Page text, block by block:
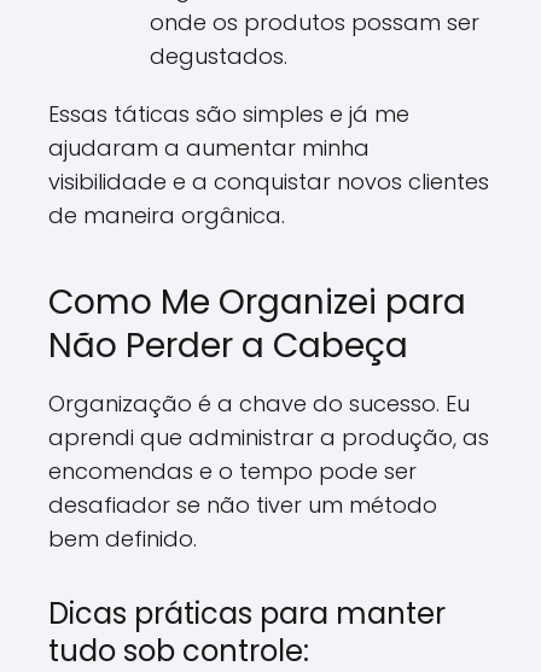
onde os produtos possam ser
degustados.
Essas táticas são simples e já me
ajudaram a aumentar minha
visibilidade e a conquistar novos clientes
de maneira orgânica.
Como Me Organizei para
Não Perder a Cabeça
Organização é a chave do sucesso. Eu
aprendi que administrar a produção, as
encomendas e o tempo pode ser
desafiador se não tiver um método
bem definido.
Dicas práticas para manter
tudo sob controle: